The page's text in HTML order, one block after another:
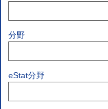
分野
eStat分野